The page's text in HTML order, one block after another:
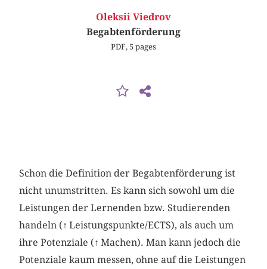
Oleksii Viedrov
Begabtenförderung
PDF, 5 pages
Schon die Definition der Begabtenförderung ist
nicht unumstritten. Es kann sich sowohl um die
Leistungen der Lernenden bzw. Studierenden
handeln (↑Leistungspunkte/ECTS), als auch um
ihre Potenziale (↑Machen). Man kann jedoch die
Potenziale kaum messen, ohne auf die Leistungen